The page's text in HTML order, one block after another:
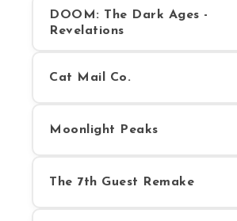
DOOM: The Dark Ages -
Revelations
Cat Mail Co.
Moonlight Peaks
The 7th Guest Remake